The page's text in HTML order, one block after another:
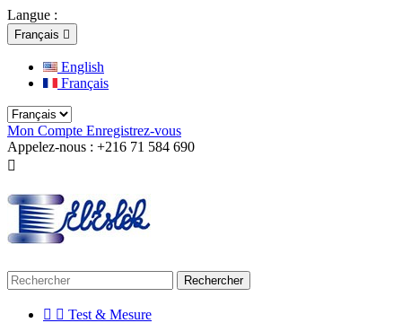
Langue :
Français 
English
Français
Mon Compte Enregistrez-vous
Appelez-nous : +216 71 584 690

Rechercher
  Test & Mesure